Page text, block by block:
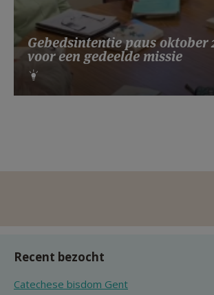
Gebedsintentie paus oktober
voor een gedeelde missie
Recent bezocht
Catechese bisdom Gent